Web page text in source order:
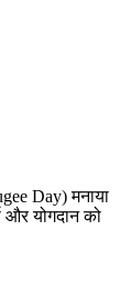
Day) मनाया
और योगदान को